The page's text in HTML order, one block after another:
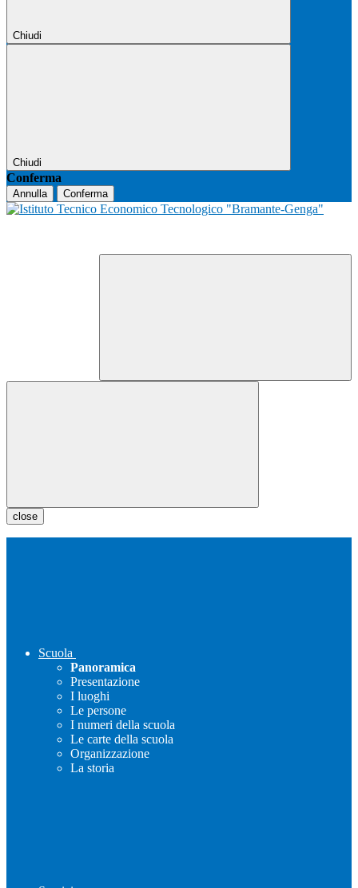
Chiudi
Chiudi
Conferma
Annulla Conferma
close
Scuola
Panoramica
Presentazione
I luoghi
Le persone
I numeri della scuola
Le carte della scuola
Organizzazione
La storia